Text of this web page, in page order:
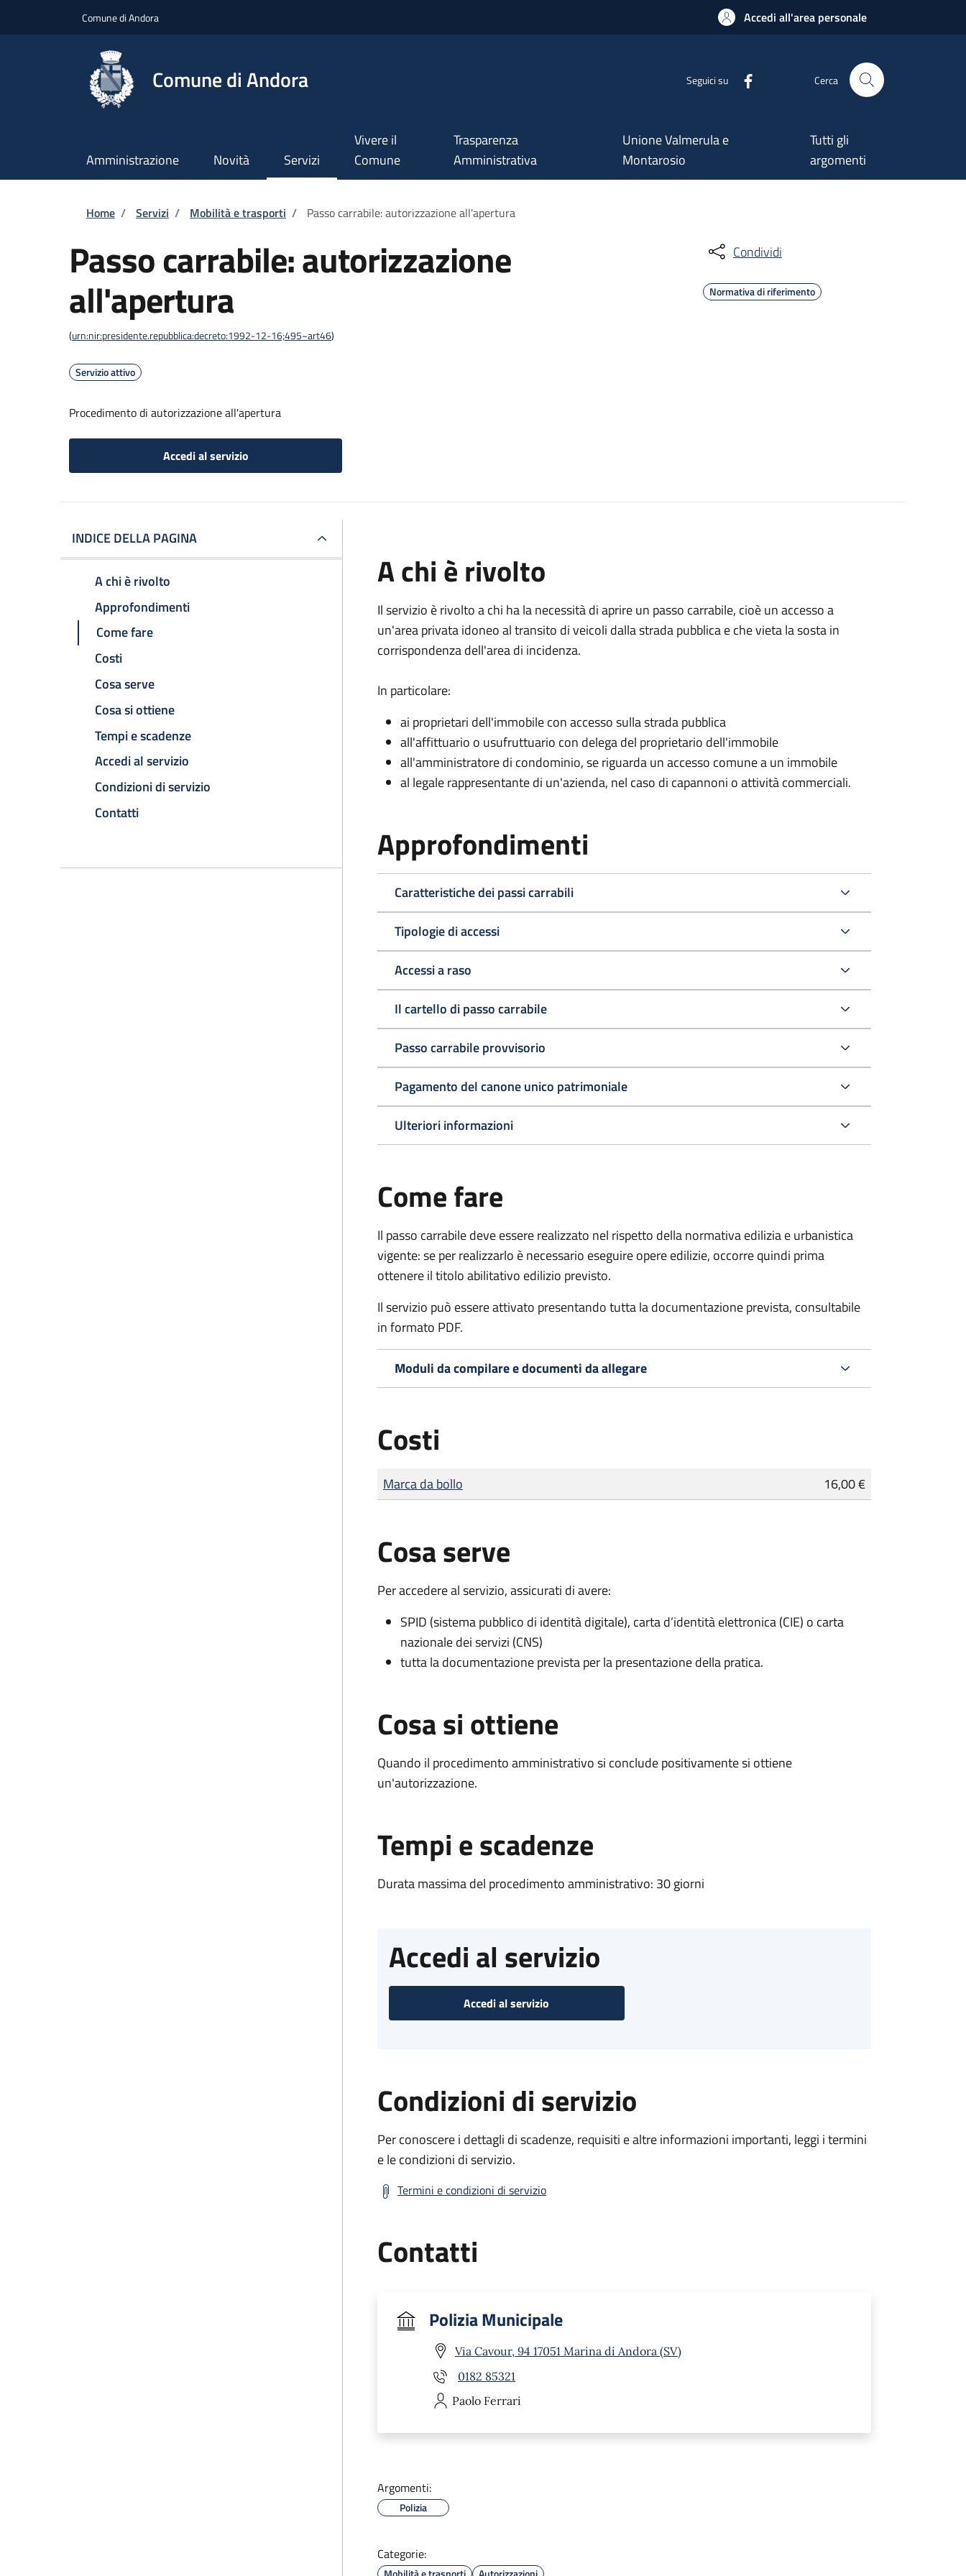
Comune di Andora Accedi all'area personale
Comune di Andora Seguici su Cerca
Amministrazione Novità Servizi
Vivere il
Comune
Trasparenza
Amministrativa
Unione Valmerula e
Montarosio
Tutti gli
argomenti
Briciole di pane
Home / Servizi / Mobilità e trasporti / Passo carrabile: autorizzazione all'apertura
Passo carrabile: autorizzazione
all'apertura
(urn:nir:presidente.repubblica:decreto:1992-12-16;495~art46)
Servizio attivo
Procedimento di autorizzazione all'apertura
Accedi al servizio
Condividi
Normativa di riferimento
INDICE DELLA PAGINA
A chi è rivolto
Approfondimenti
Come fare
Costi
Cosa serve
Cosa si ottiene
Tempi e scadenze
Accedi al servizio
Condizioni di servizio
Contatti
A chi è rivolto
Il servizio è rivolto a chi ha la necessità di aprire un passo carrabile, cioè un accesso a
un'area privata idoneo al transito di veicoli dalla strada pubblica e che vieta la sosta in
corrispondenza dell'area di incidenza.
In particolare:
ai proprietari dell'immobile con accesso sulla strada pubblica
all'affittuario o usufruttuario con delega del proprietario dell'immobile
all'amministratore di condominio, se riguarda un accesso comune a un immobile
al legale rappresentante di un'azienda, nel caso di capannoni o attività commerciali.
Approfondimenti
Caratteristiche dei passi carrabili
Tipologie di accessi
Accessi a raso
Il cartello di passo carrabile
Passo carrabile provvisorio
Pagamento del canone unico patrimoniale
Ulteriori informazioni
Come fare
Il passo carrabile deve essere realizzato nel rispetto della normativa edilizia e urbanistica
vigente: se per realizzarlo è necessario eseguire opere edilizie, occorre quindi prima
ottenere il titolo abilitativo edilizio previsto.
Il servizio può essere attivato presentando tutta la documentazione prevista, consultabile
in formato PDF.
Moduli da compilare e documenti da allegare
Costi
Tipo di pagamento
Importo
Marca da bollo 16,00 €
Cosa serve
Per accedere al servizio, assicurati di avere:
SPID (sistema pubblico di identità digitale), carta d’identità elettronica (CIE) o carta
nazionale dei servizi (CNS)
tutta la documentazione prevista per la presentazione della pratica.
Cosa si ottiene
Quando il procedimento amministrativo si conclude positivamente si ottiene
un'autorizzazione.
Tempi e scadenze
Durata massima del procedimento amministrativo: 30 giorni
Accedi al servizio
Accedi al servizio
Condizioni di servizio
Per conoscere i dettagli di scadenze, requisiti e altre informazioni importanti, leggi i termini
e le condizioni di servizio.
Termini e condizioni di servizio
Contatti
Polizia Municipale
Via Cavour, 94 17051 Marina di Andora (SV)
0182 85321
Paolo Ferrari
Argomenti:
Polizia
Categorie: